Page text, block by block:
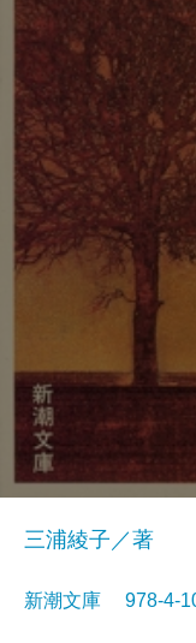
三浦綾子／著
新潮文庫 978-4-